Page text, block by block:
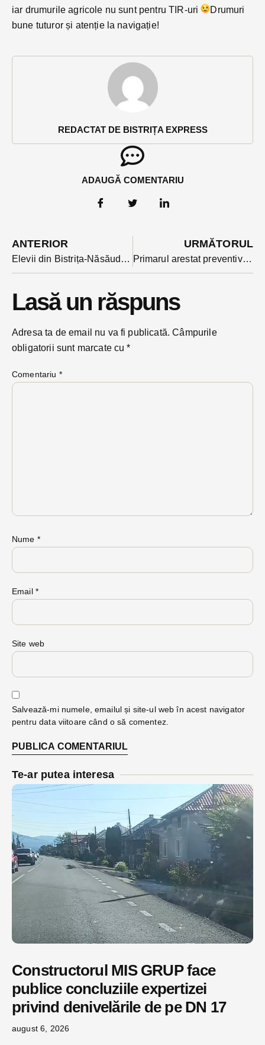
REDACTAT DE BISTRIȚA EXPRESS
ADAUGĂ COMENTARIU
iar drumurile agricole nu sunt pentru TIR-uri
Drumuri
bune tuturor și atenție la navigație!
ANTERIOR
Elevii din Bistrița-Năsăud, tot primii la vacanța de schi. Încă două judete s-au alăturat
URMĂTORUL
Primarul arestat preventiv află joi dacă se poate duce în arest la domiciliu sau rămâne după gratii
Lasă un răspuns
Adresa ta de email nu va fi publicată. Câmpurile
obligatorii sunt marcate cu*
Comentariu *
Nume *
Email *
Site web
Salvează-mi numele, emailul și site-ul web în acest navigator
pentru data viitoare când o să comentez.
Te-ar putea interesa
Constructorul MIS GRUP face
publice concluziile expertizei
privind denivelările de pe DN 17
august 6, 2026